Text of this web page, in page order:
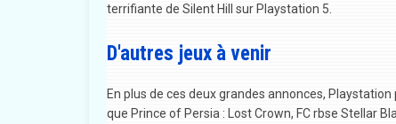
terrifiante de Silent Hill sur Playstation 5.
D'autres jeux à venir
En plus de ces deux grandes annonces,
que Prince of Persia : Lost Crown, FC rbse Stellar